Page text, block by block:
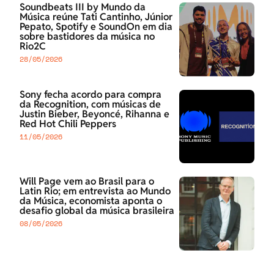
Soundbeats III by Mundo da
Música reúne Tati Cantinho, Júnior
Pepato, Spotify e SoundOn em dia
sobre bastidores da música no
Rio2C
28/05/2026
Sony fecha acordo para compra
da Recognition, com músicas de
Justin Bieber, Beyoncé, Rihanna e
Red Hot Chili Peppers
11/05/2026
Will Page vem ao Brasil para o
Latin Rio; em entrevista ao Mundo
da Música, economista aponta o
desafio global da música brasileira
08/05/2026